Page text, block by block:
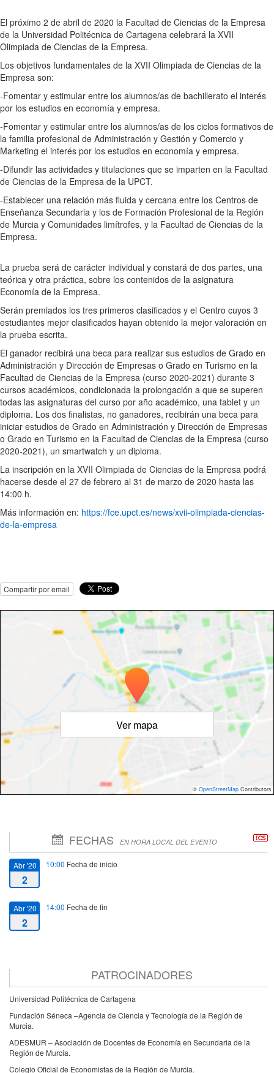
El próximo 2 de abril de 2020 la Facultad de Ciencias de la Empresa
de la Universidad Politécnica de Cartagena celebrará la XVII
Olimpiada de Ciencias de la Empresa.
Los objetivos fundamentales de la XVII Olimpiada de Ciencias de la
Empresa son:
-Fomentar y estimular entre los alumnos/as de bachillerato el interés
por los estudios en economía y empresa.
-Fomentar y estimular entre los alumnos/as de los ciclos formativos de
la familia profesional de Administración y Gestión y Comercio y
Marketing el interés por los estudios en economía y empresa.
-Difundir las actividades y titulaciones que se imparten en la Facultad
de Ciencias de la Empresa de la UPCT.
-Establecer una relación más fluida y cercana entre los Centros de
Enseñanza Secundaria y los de Formación Profesional de la Región
de Murcia y Comunidades limítrofes, y la Facultad de Ciencias de la
Empresa.
La prueba será de carácter individual y constará de dos partes, una
teórica y otra práctica, sobre los contenidos de la asignatura
Economía de la Empresa.
Serán premiados los tres primeros clasificados y el Centro cuyos 3
estudiantes mejor clasificados hayan obtenido la mejor valoración en
la prueba escrita.
El ganador recibirá una beca para realizar sus estudios de Grado en
Administración y Dirección de Empresas o Grado en Turismo en la
Facultad de Ciencias de la Empresa (curso 2020-2021) durante 3
cursos académicos, condicionada la prolongación a que se superen
todas las asignaturas del curso por año académico, una tablet y un
diploma. Los dos finalistas, no ganadores, recibirán una beca para
iniciar estudios de Grado en Administración y Dirección de Empresas
o Grado en Turismo en la Facultad de Ciencias de la Empresa (curso
2020-2021), un smartwatch y un diploma.
La inscripción en la XVII Olimpiada de Ciencias de la Empresa podrá
hacerse desde el 27 de febrero al 31 de marzo de 2020 hasta las
14:00 h.
Más información en: https://fce.upct.es/news/xvii-olimpiada-ciencias-
de-la-empresa
Compartir por email
Ver mapa
© OpenStreetMap Contributors
FECHAS EN HORA LOCAL DEL EVENTO
Abr '20
2
10:00 Fecha de inicio
Abr '20
2
14:00 Fecha de fin
PATROCINADORES
Universidad Politécnica de Cartagena
Fundación Séneca –Agencia de Ciencia y Tecnología de la Región de
Murcia.
ADESMUR – Asociación de Docentes de Economía en Secundaria de la
Región de Murcia.
Colegio Oficial de Economistas de la Región de Murcia.